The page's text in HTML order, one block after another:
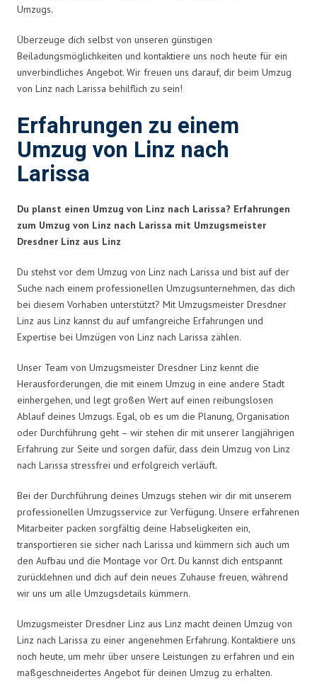
Umzugs.
Überzeuge dich selbst von unseren günstigen
Beiladungsmöglichkeiten und kontaktiere uns noch heute für ein
unverbindliches Angebot. Wir freuen uns darauf, dir beim Umzug
von Linz nach Larissa behilflich zu sein!
Erfahrungen zu einem
Umzug von Linz nach
Larissa
Du planst einen Umzug von Linz nach Larissa? Erfahrungen
zum Umzug von Linz nach Larissa mit Umzugsmeister
Dresdner Linz aus Linz
Du stehst vor dem Umzug von Linz nach Larissa und bist auf der
Suche nach einem professionellen Umzugsunternehmen, das dich
bei diesem Vorhaben unterstützt? Mit Umzugsmeister Dresdner
Linz aus Linz kannst du auf umfangreiche Erfahrungen und
Expertise bei Umzügen von Linz nach Larissa zählen.
Unser Team von Umzugsmeister Dresdner Linz kennt die
Herausforderungen, die mit einem Umzug in eine andere Stadt
einhergehen, und legt großen Wert auf einen reibungslosen
Ablauf deines Umzugs. Egal, ob es um die Planung, Organisation
oder Durchführung geht – wir stehen dir mit unserer langjährigen
Erfahrung zur Seite und sorgen dafür, dass dein Umzug von Linz
nach Larissa stressfrei und erfolgreich verläuft.
Bei der Durchführung deines Umzugs stehen wir dir mit unserem
professionellen Umzugsservice zur Verfügung. Unsere erfahrenen
Mitarbeiter packen sorgfältig deine Habseligkeiten ein,
transportieren sie sicher nach Larissa und kümmern sich auch um
den Aufbau und die Montage vor Ort. Du kannst dich entspannt
zurücklehnen und dich auf dein neues Zuhause freuen, während
wir uns um alle Umzugsdetails kümmern.
Umzugsmeister Dresdner Linz aus Linz macht deinen Umzug von
Linz nach Larissa zu einer angenehmen Erfahrung. Kontaktiere uns
noch heute, um mehr über unsere Leistungen zu erfahren und ein
maßgeschneidertes Angebot für deinen Umzug zu erhalten.